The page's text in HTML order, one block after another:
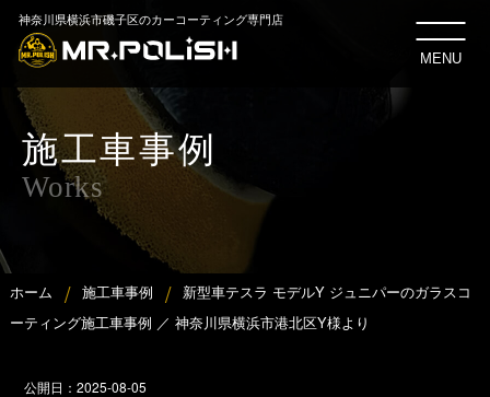
神奈川県横浜市磯子区のカーコーティング専門店
MENU
施工車事例
Works
ホーム 施工車事例
新型車テスラ モデルY ジュニパーのガラスコ
ーティング施工車事例 ／ 神奈川県横浜市港北区Y様より
公開日：2025-08-05